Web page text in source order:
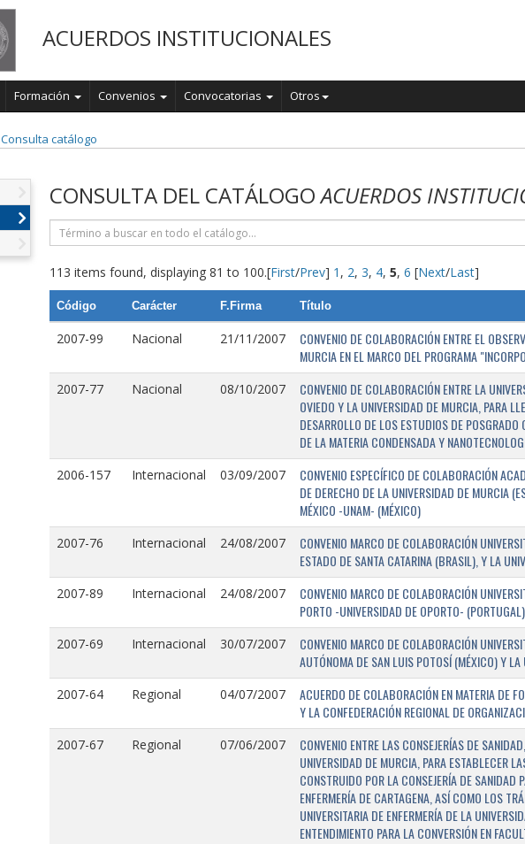
ACUERDOS INSTITUCIONALES
Formación Convenios Convocatorias Otros
Consulta catálogo
CONSULTA DEL CATÁLOGOACUERDOS
113 items found, displaying 81 to 100.[First/Prev] 1 , 2, 3, 4, 5, 6 [Next/Last]
Código Carácter F.Firma Título
2007-99 Nacional 21/11/2007
CONVENIO DE COLABORACIÓN ENTRE EL
MURCIA EN EL MARCO DEL PROGRAMA
2007-77 Nacional 08/10/2007
CONVENIO DE COLABORACIÓN ENTRE LA
OVIEDO Y LA UNIVERSIDAD DE MURCIA, PARA
DESARROLLO DE LOS ESTUDIOS DE
DE LA MATERIA CONDENSADA Y
2006-157 Internacional 03/09/2007
CONVENIO ESPECÍFICO DE COLABORACIÓN
DE DERECHO DE LA UNIVERSIDAD DE MURCIA
MÉXICO -UNAM- (MÉXICO)
2007-76 Internacional 24/08/2007
CONVENIO MARCO DE COLABORACIÓN
ESTADO DE SANTA CATARINA (BRASIL), Y LA
2007-89 Internacional 24/08/2007
CONVENIO MARCO DE COLABORACIÓN
PORTO -UNIVERSIDAD DE OPORTO-
2007-69 Internacional 30/07/2007
CONVENIO MARCO DE COLABORACIÓN
AUTÓNOMA DE SAN LUIS POTOSÍ (MÉXICO) Y
2007-64 Regional 04/07/2007
ACUERDO DE COLABORACIÓN EN MATERIA DE
Y LA CONFEDERACIÓN REGIONAL DE
2007-67 Regional 07/06/2007
CONVENIO ENTRE LAS CONSEJERÍAS DE
UNIVERSIDAD DE MURCIA, PARA ESTABLECER
CONSTRUIDO POR LA CONSEJERÍA DE SANIDAD
ENFERMERÍA DE CARTAGENA, ASÍ COMO LOS
UNIVERSITARIA DE ENFERMERÍA DE LA
ENTENDIMIENTO PARA LA CONVERSIÓN EN